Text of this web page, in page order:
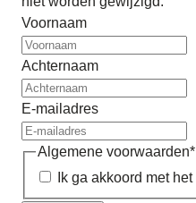
Voornaam
Achternaam
E-mailadres
Algemene voorwaarden*
Ik ga akkoord met het